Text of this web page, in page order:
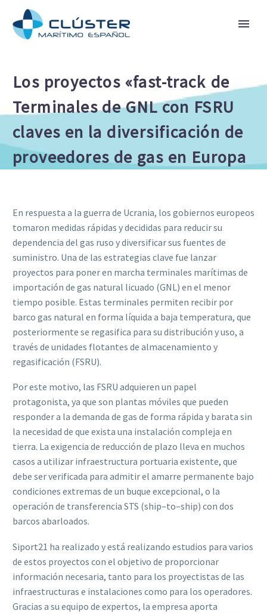
Los proyectos «fast-track de
Terminales de GNL con FSRU
claves en la diversificación de
proveedores de gas en Europa
En respuesta a la guerra de Ucrania, los gobiernos europeos
tomaron medidas rápidas y decididas para reducir su
dependencia del gas ruso y diversificar sus fuentes de
suministro. Una de las estrategias clave fue lanzar
proyectos para poner en marcha terminales marítimas de
importación de gas natural licuado (GNL) en el menor
tiempo posible. Estas terminales permiten recibir por
barco gas natural en forma líquida a baja temperatura, que
posteriormente se regasifica para su distribución y uso, a
través de unidades flotantes de almacenamiento y
regasificación (FSRU).
Por este motivo, las FSRU adquieren un papel
protagonista, ya que son plantas móviles que pueden
responder a la demanda de gas de forma rápida y barata sin
la necesidad de que exista una instalación compleja en
tierra. La exigencia de reducción de plazo lleva en muchos
casos a utilizar infraestructura portuaria existente, que
debe ser verificada para admitir el amarre permanente bajo
condiciones extremas de un buque excepcional, o la
operación de transferencia STS (ship–to–ship) con dos
barcos abarloados.
Siport21 ha realizado y está realizando estudios para varios
de estos proyectos con el objetivo de proporcionar
información necesaria, tanto para los proyectistas de las
infraestructuras e instalaciones como para los operadores.
Gracias a su equipo de expertos, la empresa aporta